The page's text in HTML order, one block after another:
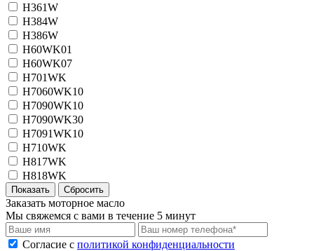
H361W
H384W
H386W
H60WK01
H60WK07
H701WK
H7060WK10
H7090WK10
H7090WK30
H7091WK10
H710WK
H817WK
H818WK
Заказать моторное масло
Мы свяжемся с вами в течение 5 минут
Cогласие с политикой конфиденциальности